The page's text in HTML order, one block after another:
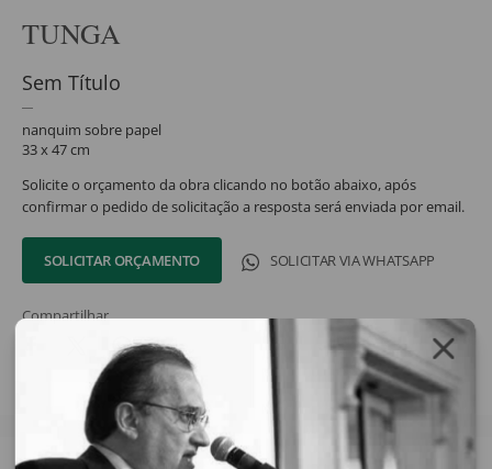
TUNGA
Sem Título
nanquim sobre papel
33 x 47 cm
Solicite o orçamento da obra clicando no botão abaixo, após
confirmar o pedido de solicitação a resposta será enviada por email.
SOLICITAR ORÇAMENTO SOLICITAR VIA WHATSAPP
Compartilhar